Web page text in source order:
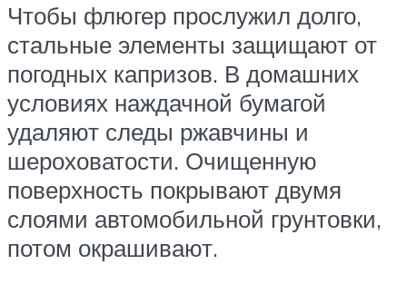
Чтобы флюгер прослужил долго,
стальные элементы защищают от
погодных капризов. В домашних
условиях наждачной бумагой
удаляют следы ржавчины и
шероховатости. Очищенную
поверхность покрывают двумя
слоями автомобильной грунтовки,
потом окрашивают.